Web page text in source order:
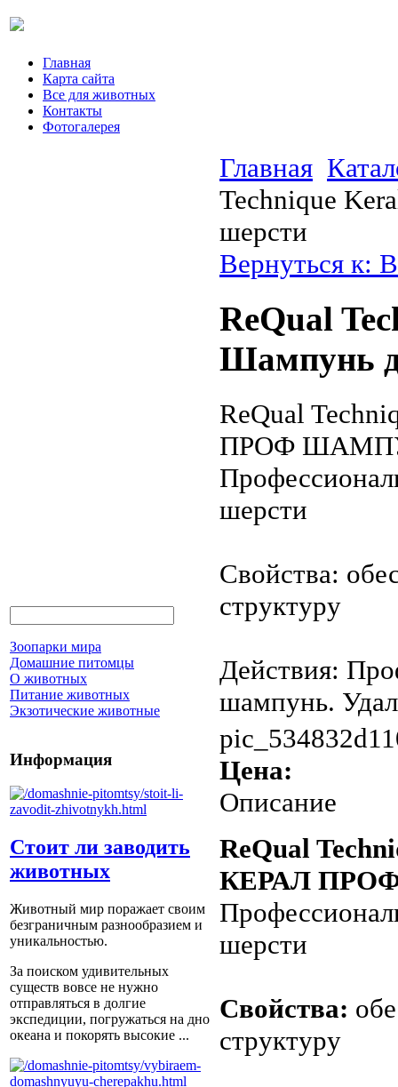
Главная
Карта сайта
Все для животных
Контакты
Фотогалерея
Зоопарки мира
Домашние питомцы
О животных
Питание животных
Экзотические животные
Информация
Стоит ли заводить
животных
Животный мир поражает своим
безграничным разнообразием и
уникальностью.
За поиском удивительных
существ вовсе не нужно
отправляться в долгие
экспедиции, погружаться на дно
океана и покорять высокие ...
Главная
Technique
шерсти
Вернуться к:
ReQual
Шампунь
ReQual
ПРОФ
шерсти
Свойства:
структуру
Действия:
шампунь.
Цена:
Описание
ReQual
КЕРАЛ
шерсти
Свойства:
структуру